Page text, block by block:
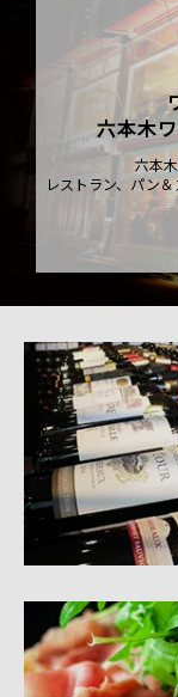
六本木
六本
レストラン、パン